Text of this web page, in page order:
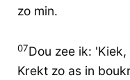
zo min.
07Dou zee ik:
Krekt zo as in